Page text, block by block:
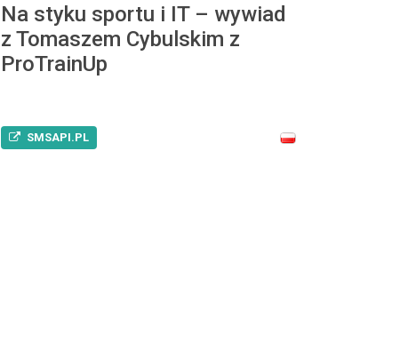
Na styku sportu i IT – wywiad
z Tomaszem Cybulskim z
ProTrainUp
SMSAPI.PL